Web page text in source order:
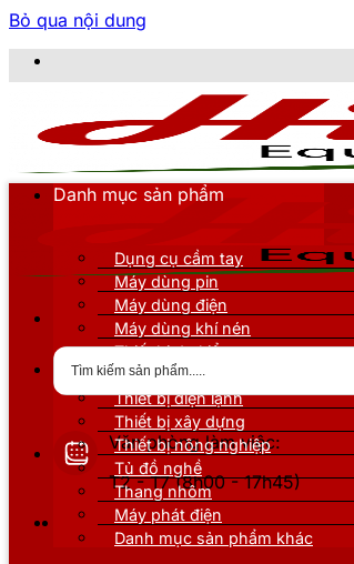
Bỏ qua nội dung
Văn phòng làm việc:
T2 - T7 (8h00 - 17h45)
Danh mục sản phẩm
Dụng cụ cầm tay
Máy dùng pin
Máy dùng điện
Máy dùng khí nén
Thiết bị đo kiểm
Thiết bị nâng đỡ
Thiết bị điện lạnh
Thiết bị xây dựng
Thiết bị nông nghiệp
Tủ đồ nghề
Thang nhôm
Máy phát điện
Danh mục sản phẩm khác